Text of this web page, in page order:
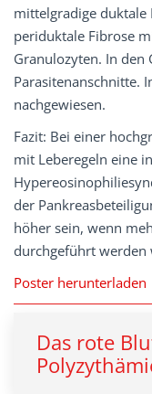
mittelgradige duktale
periduktale Fibrose
Granulozyten. In den
Parasitenanschnitte.
nachgewiesen.
Fazit: Bei einer
mit Leberegeln eine
der
höher sein, wenn
durchgeführt werden
Poster herunterladen
Das rote